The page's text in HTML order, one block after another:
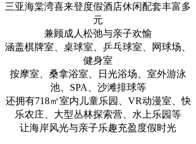
三亚海棠湾喜来登度假酒店休闲配套丰富多
元
兼顾成人松弛与亲子欢愉
涵盖棋牌室、桌球室、乒乓球室、网球场、
健身室
按摩室、桑拿浴室、日光浴场、室外游泳
池、SPA、沙滩排球等
还拥有718㎡室内儿童乐园、VR动漫室、快
乐农庄、大型丛林探索营、水上乐园等
让海岸风光与亲子乐趣充盈度假时光